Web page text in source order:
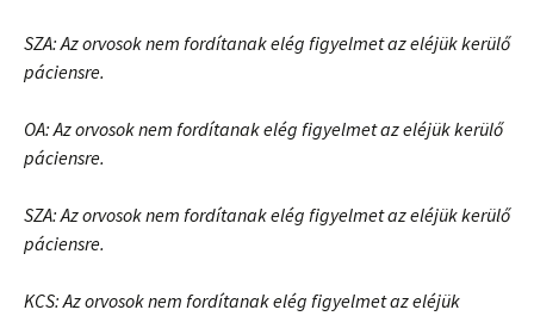
SZA:Az orvosok nem fordítanak elég figyelmet az eléjük kerülő
páciensre.
OA:Az orvosok nem fordítanak elég figyelmet az eléjük kerülő
páciensre.
SZA:Az orvosok nem fordítanak elég figyelmet az eléjük kerülő
páciensre.
KCS:Az orvosok nem fordítanak elég figyelmet az eléjük